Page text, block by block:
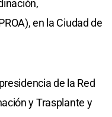
en la Ciudad de
de la Red
y Trasplante y